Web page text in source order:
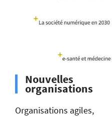
Nouvelles
organisations
Organisations agiles,